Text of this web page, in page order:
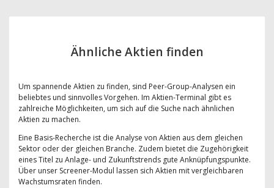
Ähnliche Aktien finden
Um spannende Aktien zu finden, sind Peer-Group-Analysen ein
beliebtes und sinnvolles Vorgehen. Im Aktien-Terminal gibt es
zahlreiche Möglichkeiten, um sich auf die Suche nach ähnlichen
Aktien zu machen.
Eine Basis-Recherche ist die Analyse von Aktien aus dem gleichen
Sektor oder der gleichen Branche. Zudem bietet die Zugehörigkeit
eines Titel zu Anlage- und Zukunftstrends gute Anknüpfungspunkte.
Über unser Screener-Modul lassen sich Aktien mit vergleichbaren
Wachstumsraten finden.